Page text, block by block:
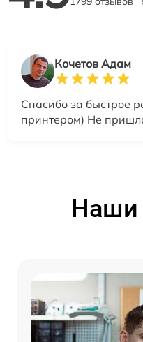
Кочетов Адам
Спасибо за быстрое
принтером) Не
Наши